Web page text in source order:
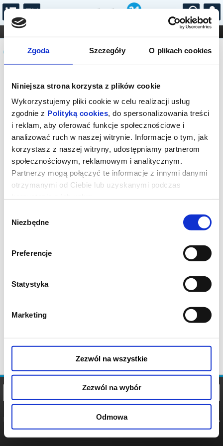
Zgoda Szczegóły O plikach cookies
Niniejsza strona korzysta z plików cookie
Wykorzystujemy pliki cookie w celu realizacji usług
zgodnie z Polityką cookies, do spersonalizowania treści
i reklam, aby oferować funkcje społecznościowe i
analizować ruch w naszej witrynie. Informacje o tym, jak
korzystasz z naszej witryny, udostępniamy partnerom
społecznościowym, reklamowym i analitycznym.
Partnerzy mogą połączyć te informacje z innymi danymi
otrzymanymi od Ciebie lub uzyskanymi podczas
zgody
Niezbędne
Preferencje
Statystyka
Marketing
Zezwól na wszystkie
Zezwól na wybór
Odmowa
...
FILHARMONIA OPERA I BALET
STAND-UP
DLA DZIECI
Komunikat
Sprzedaż on-line została zakończona,
sprawdź dostępność biletów w kasie.
POLITYKA
POLITYKA